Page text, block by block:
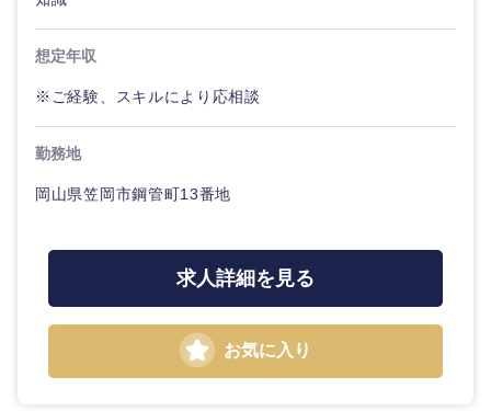
想定年収
※ご経験、スキルにより応相談
勤務地
岡山県笠岡市鋼管町13番地
求人詳細を見る
お気に入り